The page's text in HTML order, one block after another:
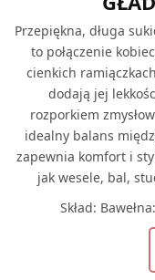
Przepiękna, długa
to połączenie
cienkich
dodają jej
rozporkiem
idealny balans
zapewnia komfort i
jak wesele, bal,
Skład: